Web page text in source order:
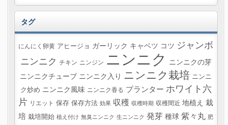
タグ
にんにく卵黄 アヒージョ ガーリック キャベツ コツ ジャンボ
ニンニク チキン ニンジン ニンニク
ニンニクの芽
ニンニクチューブ ニンニク入り ニンニク栽培 ニンニ
ク炒め ニンニク風味 ニンニク香る プランター ホワイト六
片 リエット 保存 保存方法 効果 収穫 収穫時期 収穫間近 地植え 栽
培 栽培開始 植え付け 無臭ニンニク 生ニンニク 発芽 種球 紫々丸 肥